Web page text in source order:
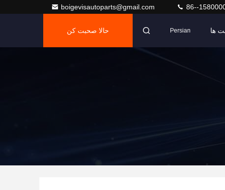
boigevisautoparts@gmail.com 86--
ها Persian حالا صحبت کن